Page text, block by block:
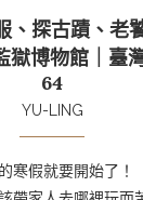
、探古蹟、老
獄博物館｜臺
64
YU-LING
寒假就要開始了！